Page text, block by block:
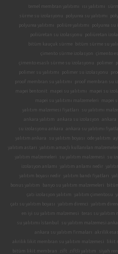
temel membran yalıtımı
ısı yalıtımı
sürme su izolasyonu
polyurea su yalıtımı
polyurea yalıtımı
poliüre yalıtımı polyurea su
poliüretan su izolasyonu
poliüretan
bitüm kauçuk sürme
bitüm sürme su
çimento sürme izolasyon çimento
çimento esaslı sürme su izolasyonu
polimer
polimer su yalıtımı
polimer su izolasyonu
proof membran su yalıtımı
proof membran su
mapei bentonit
mapei su yalıtımı mapei su
mapei su yalıtımı malzemeleri
mapei
yalıtım malzemesi fiyatları
su yalıtımı
ankara yalıtım ankara su izolasyon ankara
su izolasyonu ankara ankara su yalıtımı
yalıtım ankara
su yalıtım boyası ode yalıtım
yalıtım astarı
yalıtım amaçlı kullanılan malzemeler
yalıtım malzemeleri
su yalıtım malzemesi su
izolasyon anlamı
yalıtım anlamı nedir
yalıtım boyası nedir
yalıtım bandı fiyatları
bonus yalıtım
banyo su yalıtım malzemeleri
çatı izolasyon yalıtım
yalıtım çimentosu
çatı su yalıtım boyası
yalıtım direnci yalıtım
en iyi su yalıtım malzemesi
teras su yalıtım
su yalıtımı İstanbul
su yalıtım malzemesi
ankara su yalıtım firmaları akrilik
akrilik likit membran su yalıtım malzemesi
likit
bitüm likit membran
zift ziftli yalıtım siyah